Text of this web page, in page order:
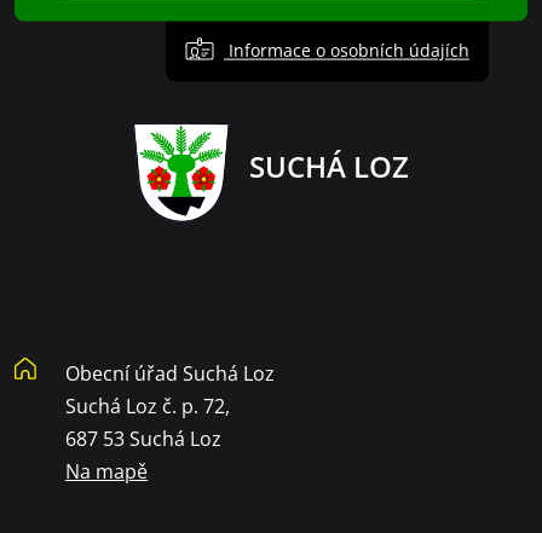
Informace o osobních údajích
SUCHÁ LOZ
Obecní úřad Suchá Loz
Suchá Loz č. p. 72,
687 53 Suchá Loz
Na mapě